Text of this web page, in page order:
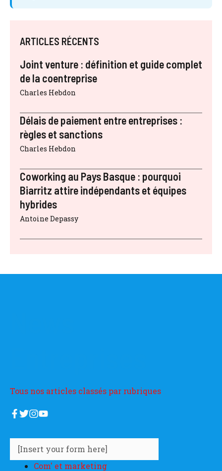
ARTICLES RÉCENTS
Joint venture : définition et guide complet
de la coentreprise
Charles Hebdon
Délais de paiement entre entreprises :
règles et sanctions
Charles Hebdon
Coworking au Pays Basque : pourquoi
Biarritz attire indépendants et équipes
hybrides
Antoine Depassy
Tous nos articles classés par rubriques
[Insert your form here]
Com' et marketing